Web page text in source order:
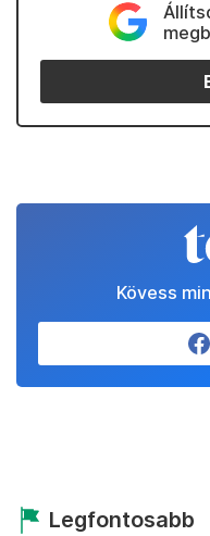
Kövess
Legfontosabb